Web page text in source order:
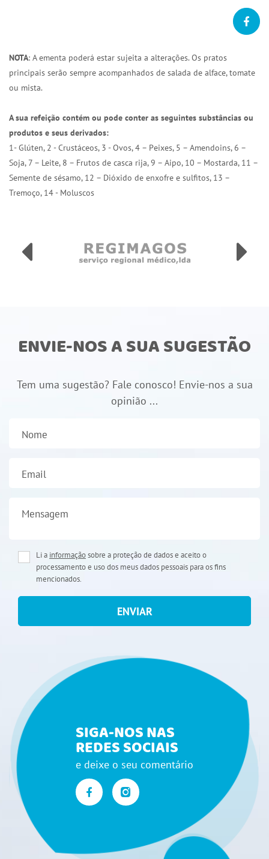
NOTA: A ementa poderá estar sujeita a alterações. Os pratos
principais serão sempre acompanhados de salada de alface, tomate
ou mista.
A sua refeição contém ou pode conter as seguintes substâncias ou
produtos e seus derivados:
1- Glúten, 2 - Crustáceos, 3 - Ovos, 4 – Peixes, 5 – Amendoins, 6 –
Soja, 7 – Leite, 8 – Frutos de casca rija, 9 – Aipo, 10 – Mostarda, 11 –
Semente de sésamo, 12 – Dióxido de enxofre e sulfitos, 13 –
Tremoço, 14 - Moluscos
ENVIE-NOS A SUA SUGESTÃO
Tem uma sugestão? Fale conosco! Envie-nos a sua
opinião ...
Nome
Email
Mensagem
Li a informaçãosobre a proteção de dados e aceito o
processamento e uso dos meus dados pessoais para os fins
mencionados.
ENVIAR
SIGA-NOS NAS
REDES SOCIAIS
e deixe o seu comentário